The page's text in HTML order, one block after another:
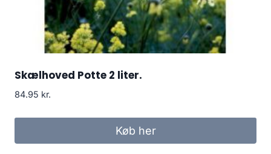
Skælhoved Potte 2 liter.
84.95 kr.
Køb her